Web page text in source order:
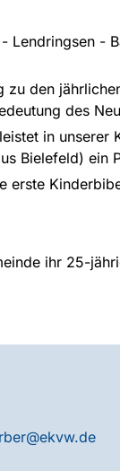
Lendringsen -
zu den
des
in unserer
Bielefeld) ein
erste
ihr 25-